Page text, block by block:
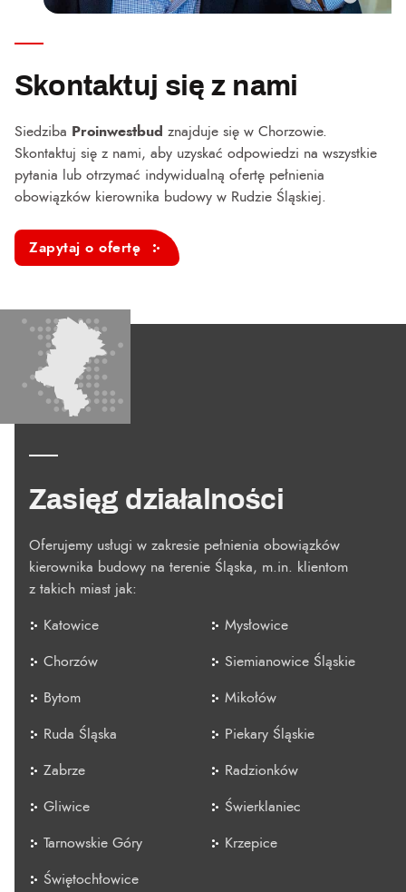
Skontaktuj się z nami
Siedziba Proinwestbud znajduje się w Chorzowie.
Skontaktuj się z nami, aby uzyskać odpowiedzi na wszystkie
pytania lub otrzymać indywidualną ofertę pełnienia
obowiązków kierownika budowy w Rudzie Śląskiej.
Zapytaj o ofertę
Zasięg działalności
Oferujemy usługi w zakresie pełnienia obowiązków
kierownika budowy na terenie Śląska, m.in. klientom
z takich miast jak:
Katowice
Chorzów
Bytom
Ruda Śląska
Zabrze
Gliwice
Tarnowskie Góry
Świętochłowice
Mysłowice
Siemianowice Śląskie
Mikołów
Piekary Śląskie
Radzionków
Świerklaniec
Krzepice